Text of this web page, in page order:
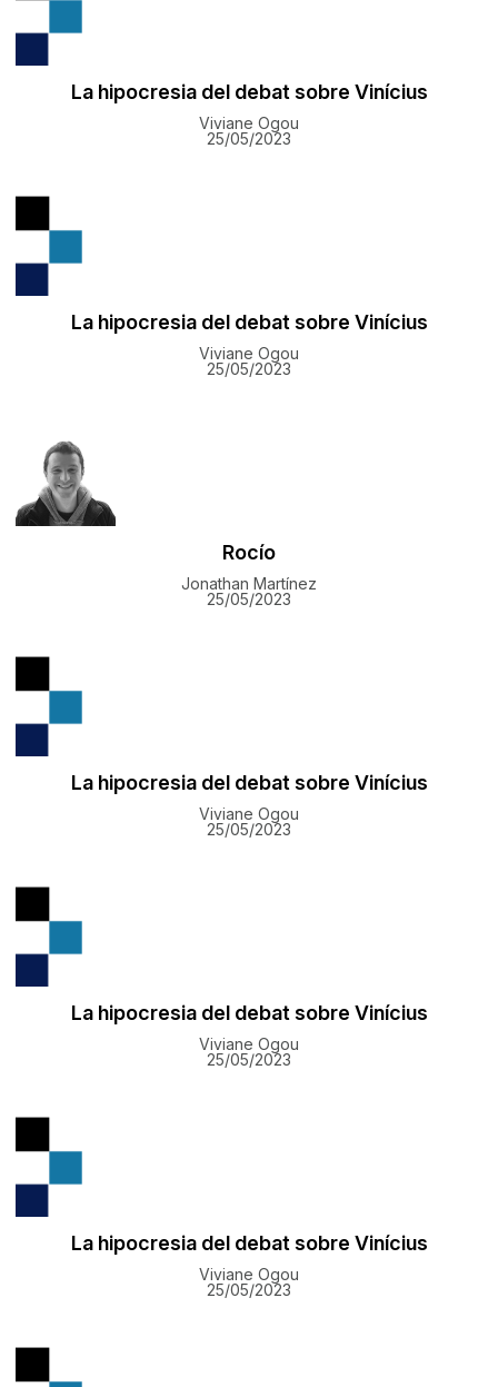
La hipocresia del debat sobre Vinícius
Viviane Ogou
25/05/2023
La hipocresia del debat sobre Vinícius
Viviane Ogou
25/05/2023
Rocío
Jonathan Martínez
25/05/2023
La hipocresia del debat sobre Vinícius
Viviane Ogou
25/05/2023
La hipocresia del debat sobre Vinícius
Viviane Ogou
25/05/2023
La hipocresia del debat sobre Vinícius
Viviane Ogou
25/05/2023